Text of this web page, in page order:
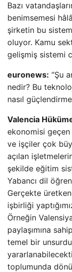
Bazı
benimsemesi
şirketin bu
oluyor. Kamu
gelişmiş sistemi
euronews: “Şu
nedir? Bu
nasıl
Valencia
ekonomisi geçen
ve işçiler çok
açılan
şekilde eğitim
Yabancı dil
Gerçekte
işbirliği
Örneğin
paylaşımına
temel bir
toplumunda